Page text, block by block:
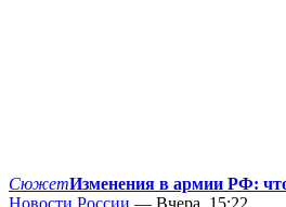
СюжетИзменения в армии РФ: